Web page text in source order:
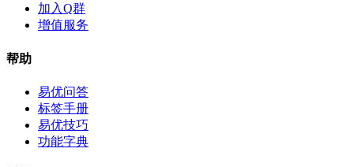
加入Q群
增值服务
帮助
易优问答
标签手册
易优技巧
功能字典